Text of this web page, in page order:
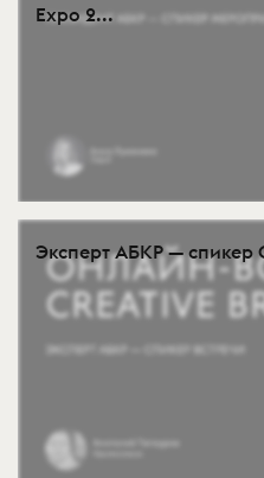
Expo 2...
Эксперт АБКР — спикер